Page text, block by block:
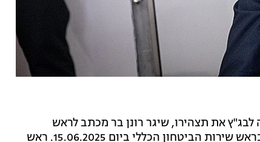
לבג"ץ את תצהירו, שיגר רונן בר מכתב לראש
הממשלה שבו הודיע לו על החלטתו לסיים את תפקידו כראש שירות הביטחון הכללי ביום 15.06.2025. ראש